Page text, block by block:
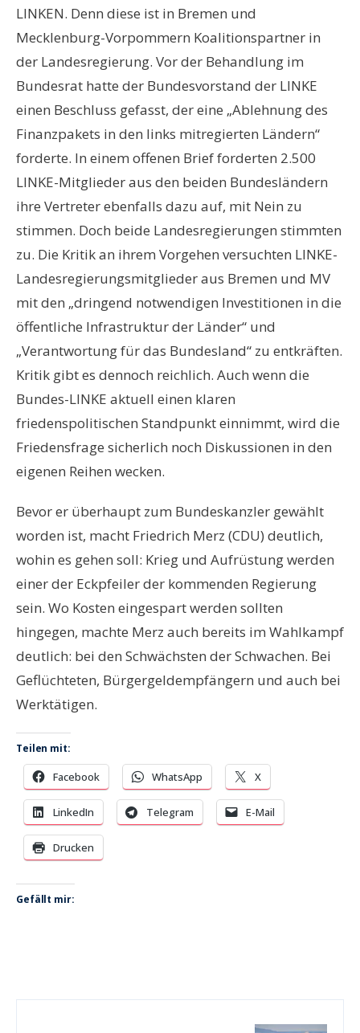
LINKEN. Denn diese ist in Bremen und
Mecklenburg-Vorpommern Koalitionspartner in
der Landesregierung. Vor der Behandlung im
Bundesrat hatte der Bundesvorstand der LINKE
einen Beschluss gefasst, der eine „Ablehnung des
Finanzpakets in den links mitregierten Ländern“
forderte. In einem offenen Brief forderten 2.500
LINKE-Mitglieder aus den beiden Bundesländern
ihre Vertreter ebenfalls dazu auf, mit Nein zu
stimmen. Doch beide Landesregierungen stimmten
zu. Die Kritik an ihrem Vorgehen versuchten LINKE-
Landesregierungsmitglieder aus Bremen und MV
mit den „dringend notwendigen Investitionen in die
öffentliche Infrastruktur der Länder“ und
„Verantwortung für das Bundesland“ zu entkräften.
Kritik gibt es dennoch reichlich. Auch wenn die
Bundes-LINKE aktuell einen klaren
friedenspolitischen Standpunkt einnimmt, wird die
Friedensfrage sicherlich noch Diskussionen in den
eigenen Reihen wecken.
Bevor er überhaupt zum Bundeskanzler gewählt
worden ist, macht Friedrich Merz (CDU) deutlich,
wohin es gehen soll: Krieg und Aufrüstung werden
einer der Eckpfeiler der kommenden Regierung
sein. Wo Kosten eingespart werden sollten
hingegen, machte Merz auch bereits im Wahlkampf
deutlich: bei den Schwächsten der Schwachen. Bei
Geflüchteten, Bürgergeldempfängern und auch bei
Werktätigen.
Teilen mit:
Facebook WhatsApp X
LinkedIn Telegram E-Mail
Drucken
Gefällt mir: